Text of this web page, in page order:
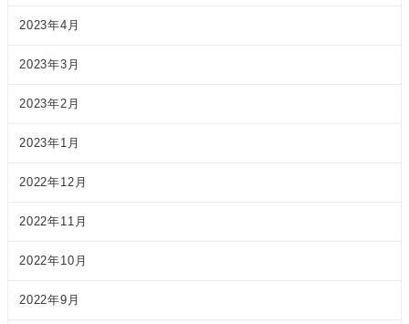
2023年4月
2023年3月
2023年2月
2023年1月
2022年12月
2022年11月
2022年10月
2022年9月